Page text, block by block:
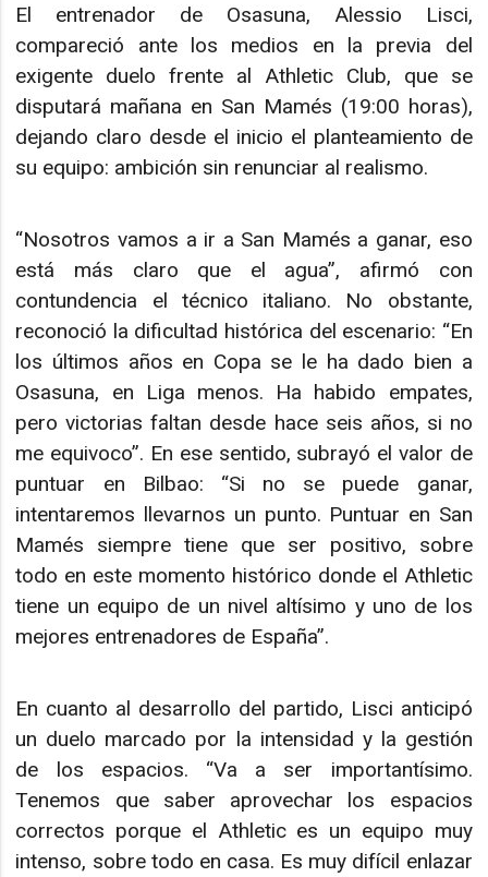
El entrenador de Osasuna, Alessio Lisci,
compareció ante los medios en la previa del
exigente duelo frente al Athletic Club, que se
disputará mañana en San Mamés (19:00 horas),
dejando claro desde el inicio el planteamiento de
su equipo: ambición sin renunciar al realismo.
“Nosotros vamos a ir a San Mamés a ganar, eso
está más claro que el agua”, afirmó con
contundencia el técnico italiano. No obstante,
reconoció la dificultad histórica del escenario: “En
los últimos años en Copa se le ha dado bien a
Osasuna, en Liga menos. Ha habido empates,
pero victorias faltan desde hace seis años, si no
me equivoco”. En ese sentido, subrayó el valor de
puntuar en Bilbao: “Si no se puede ganar,
intentaremos llevarnos un punto. Puntuar en San
Mamés siempre tiene que ser positivo, sobre
todo en este momento histórico donde el Athletic
tiene un equipo de un nivel altísimo y uno de los
mejores entrenadores de España”.
En cuanto al desarrollo del partido, Lisci anticipó
un duelo marcado por la intensidad y la gestión
de los espacios. “Va a ser importantísimo.
Tenemos que saber aprovechar los espacios
correctos porque el Athletic es un equipo muy
intenso, sobre todo en casa. Es muy difícil enlazar